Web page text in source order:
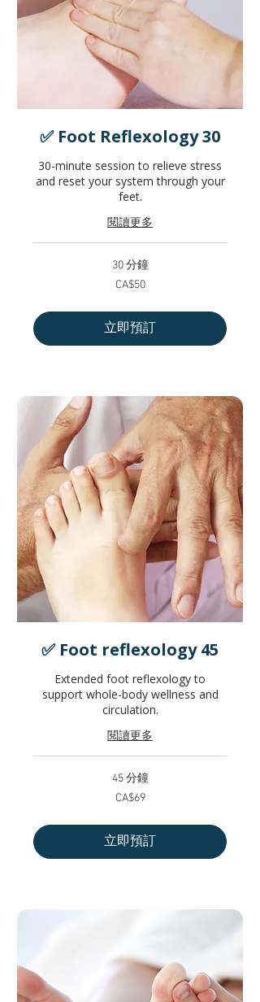
✅ Foot Reflexology 30
30-minute session to relieve stress
and reset your system through your
feet.
閱讀更多
30 分鐘
大
元
CA$50
立即預訂
✅ Foot reflexology 45
Extended foot reflexology to
support whole-body wellness and
circulation.
閱讀更多
45 分鐘
大
元
CA$69
立即預訂